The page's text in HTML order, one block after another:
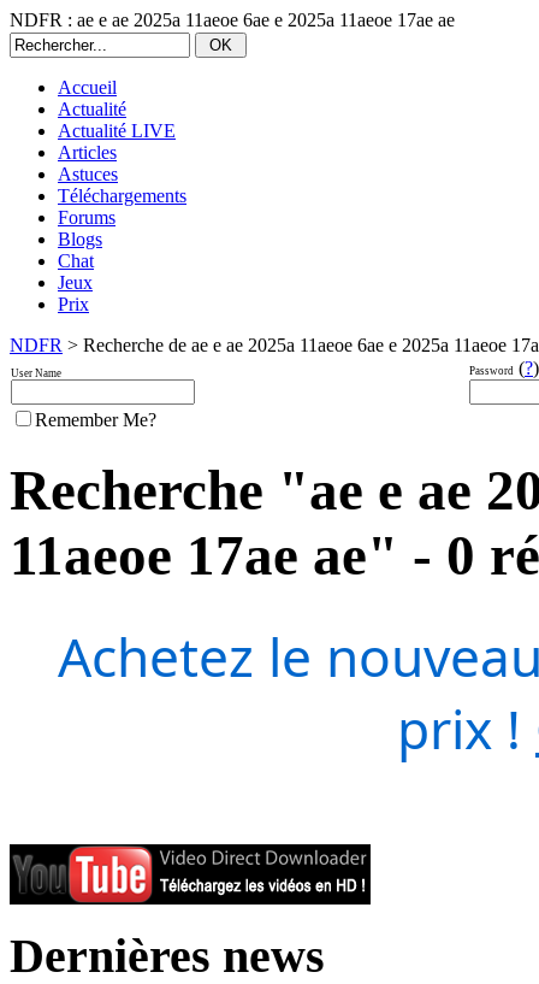
NDFR : ae e ae 2025a 11aeoe 6ae e 2025a 11aeoe 17ae ae
Accueil
Actualité
Actualité LIVE
Articles
Astuces
Téléchargements
Forums
Blogs
Chat
Jeux
Prix
NDFR > Recherche de ae e ae 2025a 11aeoe 6ae e 2025a 11aeoe
User Name Password (?)
Remember Me?
Recherche "ae e ae
11aeoe 17ae ae" - 0
Achetez le
prix !
Dernières news